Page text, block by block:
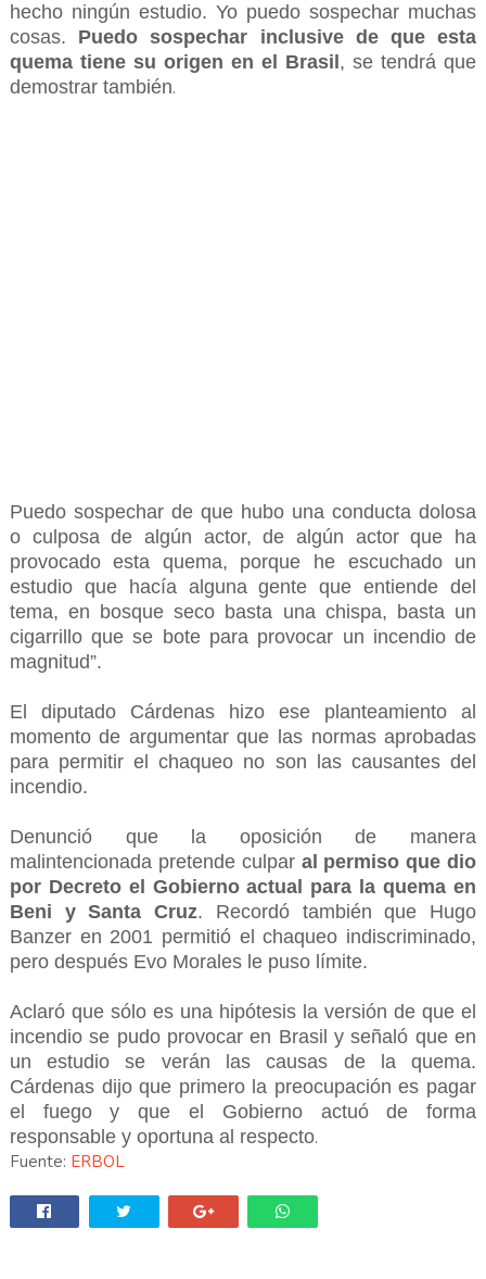
hecho ningún estudio. Yo puedo sospechar muchas
cosas. Puedo sospechar inclusive de que esta
quema tiene su origen en el Brasil , se tendrá que
demostrar también.
Puedo sospechar de que hubo una conducta dolosa
o culposa de algún actor, de algún actor que ha
provocado esta quema, porque he escuchado un
estudio que hacía alguna gente que entiende del
tema, en bosque seco basta una chispa, basta un
cigarrillo que se bote para provocar un incendio de
magnitud”.
El diputado Cárdenas hizo ese planteamiento al
momento de argumentar que las normas aprobadas
para permitir el chaqueo no son las causantes del
incendio.
Denunció que la oposición de manera
malintencionada pretende culpar al permiso que dio
por Decreto el Gobierno actual para la quema en
Beni y Santa Cruz. Recordó también que Hugo
Banzer en 2001 permitió el chaqueo indiscriminado,
pero después Evo Morales le puso límite.
Aclaró que sólo es una hipótesis la versión de que el
incendio se pudo provocar en Brasil y señaló que en
un estudio se verán las causas de la quema.
Cárdenas dijo que primero la preocupación es pagar
el fuego y que el Gobierno actuó de forma
responsable y oportuna al respecto.
Fuente: ERBOL